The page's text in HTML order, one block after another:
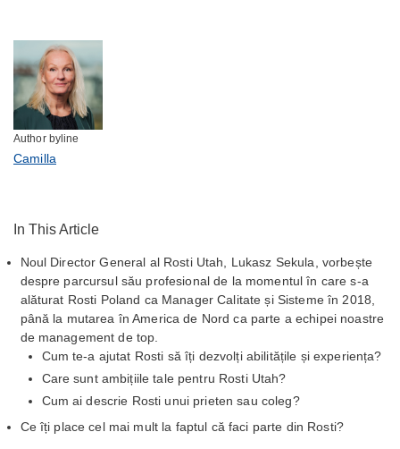
Author byline
Camilla
In This Article
Noul Director General al Rosti Utah, Lukasz Sekula, vorbește
despre parcursul său profesional de la momentul în care s-a
alăturat Rosti Poland ca Manager Calitate și Sisteme în 2018,
până la mutarea în America de Nord ca parte a echipei noastre
de management de top.
Cum te-a ajutat Rosti să îți dezvolți abilitățile și experiența?
Care sunt ambițiile tale pentru Rosti Utah?
Cum ai descrie Rosti unui prieten sau coleg?
Ce îți place cel mai mult la faptul că faci parte din Rosti?